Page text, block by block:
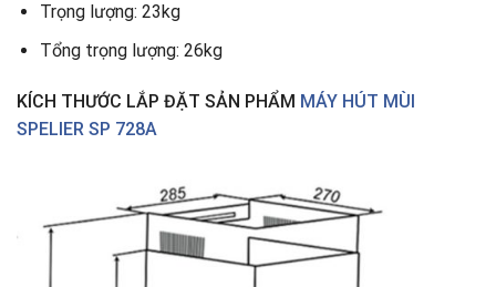
Trọng lượng: 23kg
Tổng trọng lượng: 26kg
KÍCH THƯỚC LẮP ĐẶT SẢN PHẨM MÁY HÚT MÙI
SPELIER SP 728A